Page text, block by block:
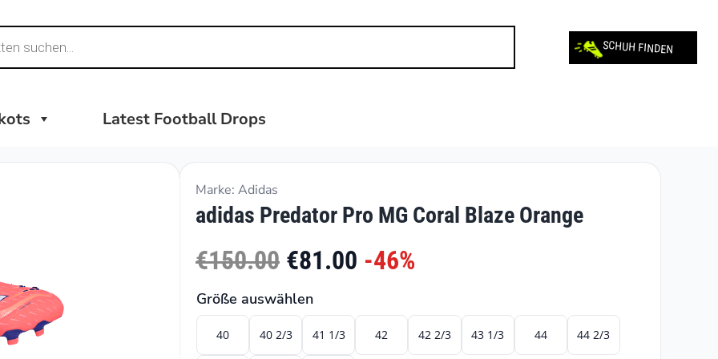
SCHUH FINDEN
Latest Football Drops
Marke: Adidas
adidas Predator Pro MG Coral Blaze Orange
€150.00 €81.00 -46%
Größe auswählen
40 40 2/3 41 1/3 42 42 2/3 43 1/3 44 44 2/3